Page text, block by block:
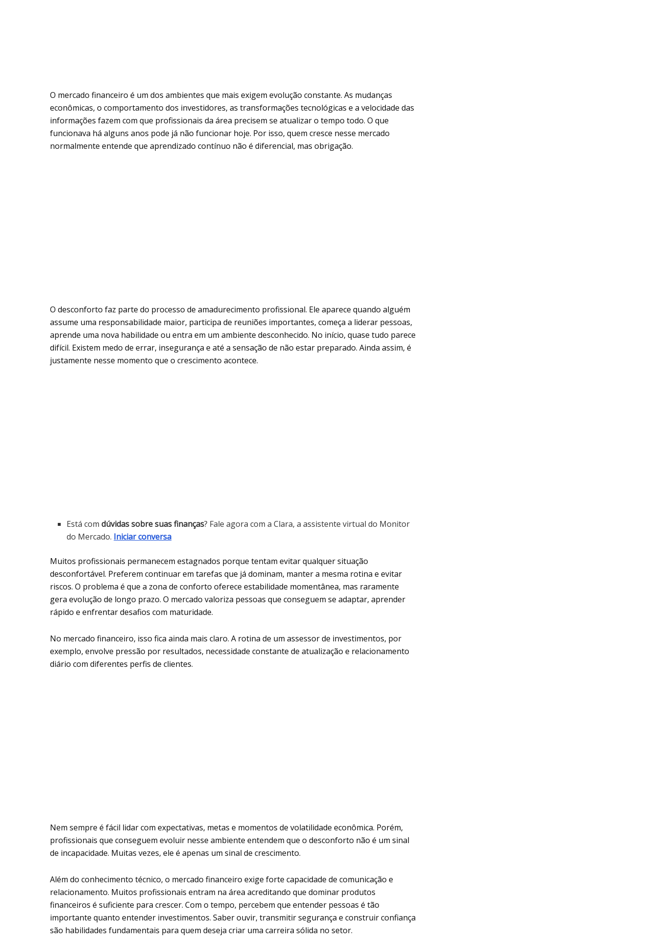
O mercado financeiro é um dos ambientes que mais exigem evolução constante. As mudanças
econômicas, o comportamento dos investidores, as transformações tecnológicas e a velocidade das
informações fazem com que profissionais da área precisem se atualizar o tempo todo. O que
funcionava há alguns anos pode já não funcionar hoje. Por isso, quem cresce nesse mercado
normalmente entende que aprendizado contínuo não é diferencial, mas obrigação.
O desconforto faz parte do processo de amadurecimento profissional. Ele aparece quando alguém
assume uma responsabilidade maior, participa de reuniões importantes, começa a liderar pessoas,
aprende uma nova habilidade ou entra em um ambiente desconhecido. No início, quase tudo parece
difícil. Existem medo de errar, insegurança e até a sensação de não estar preparado. Ainda assim, é
justamente nesse momento que o crescimento acontece.
Está comdúvidas sobre suas finanças? Fale agora com a Clara, a assistente virtual do Monitor
do Mercado. Iniciar conversa
Muitos profissionais permanecem estagnados porque tentam evitar qualquer situação
desconfortável. Preferem continuar em tarefas que já dominam, manter a mesma rotina e evitar
riscos. O problema é que a zona de conforto oferece estabilidade momentânea, mas raramente
gera evolução de longo prazo. O mercado valoriza pessoas que conseguem se adaptar, aprender
rápido e enfrentar desafios com maturidade.
No mercado financeiro, isso fica ainda mais claro. A rotina de um assessor de investimentos, por
exemplo, envolve pressão por resultados, necessidade constante de atualização e relacionamento
diário com diferentes perfis de clientes.
Nem sempre é fácil lidar com expectativas, metas e momentos de volatilidade econômica. Porém,
profissionais que conseguem evoluir nesse ambiente entendem que o desconforto não é um sinal
de incapacidade. Muitas vezes, ele é apenas um sinal de crescimento.
Além do conhecimento técnico, o mercado financeiro exige forte capacidade de comunicação e
relacionamento. Muitos profissionais entram na área acreditando que dominar produtos
financeiros é suficiente para crescer. Com o tempo, percebem que entender pessoas é tão
importante quanto entender investimentos. Saber ouvir, transmitir segurança e construir confiança
são habilidades fundamentais para quem deseja criar uma carreira sólida no setor.